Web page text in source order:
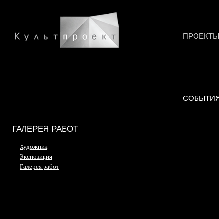
ПРОЕКТЫ
ГАЛЕРЕЯ РАБОТ
Художник
Экспозиция
Галерея работ